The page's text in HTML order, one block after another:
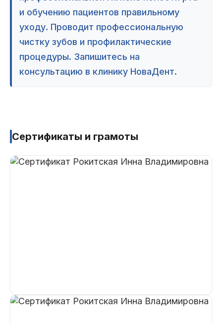
и обучению пациентов правильному
уходу. Проводит профессиональную
чистку зубов и профилактические
процедуры. Запишитесь на
консультацию в клинику НоваДент.
Сертификаты и грамоты